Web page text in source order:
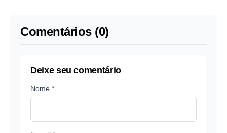
Comentários (0)
Deixe seu comentário
Nome *